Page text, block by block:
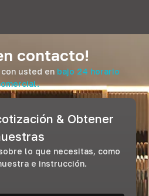
contacto!
usted en bajo 24 horario
& Obtener
lo que necesitas, como
e instrucción.